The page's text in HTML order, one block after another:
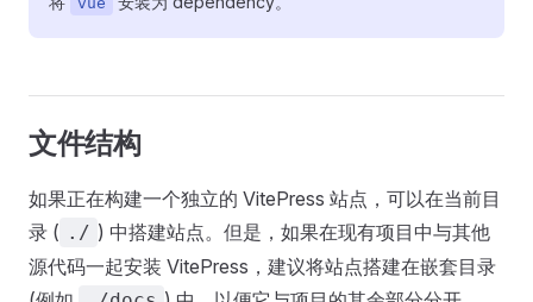
文件结构
如果正在构建一个独立的 VitePress 站点，可以在当前目
录 ( ./ ) 中搭建站点。但是，如果在现有项目中与其他
源代码一起安装 VitePress，建议将站点搭建在嵌套目录